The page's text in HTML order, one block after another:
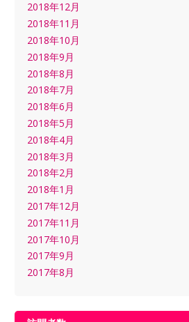
2018年12月
2018年11月
2018年10月
2018年9月
2018年8月
2018年7月
2018年6月
2018年5月
2018年4月
2018年3月
2018年2月
2018年1月
2017年12月
2017年11月
2017年10月
2017年9月
2017年8月